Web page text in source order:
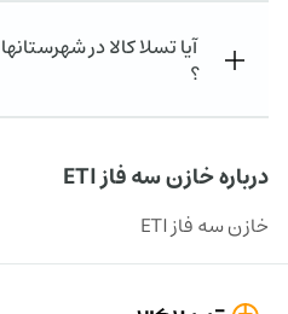
آیا تسلا کالا در
؟
درباره خازن سه فاز ETI
خازن سه فاز ETI